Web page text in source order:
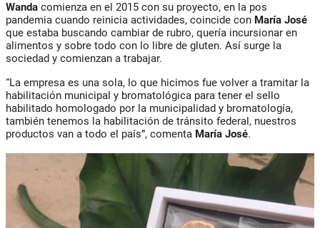
Wanda comienza en el 2015 con su proyecto, en la pos
pandemia cuando reinicia actividades, coincide con María José
que estaba buscando cambiar de rubro, quería incursionar en
alimentos y sobre todo con lo libre de gluten. Así surge la
sociedad y comienzan a trabajar.
“La empresa es una sola, lo que hicimos fue volver a tramitar la
habilitación municipal y bromatológica para tener el sello
habilitado homologado por la municipalidad y bromatología,
también tenemos la habilitación de tránsito federal, nuestros
productos van a todo el país”, comenta María José.